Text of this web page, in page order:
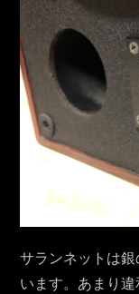
サランネットは
います。あまり